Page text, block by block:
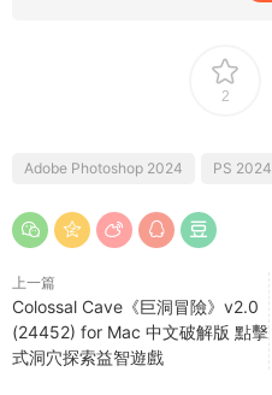
2
Adobe Photoshop 2024 PS 2024
上一篇
Colossal Cave《巨洞冒險》v2.0
(24452) for Mac 中文破解版 點擊
式洞穴探索益智遊戲